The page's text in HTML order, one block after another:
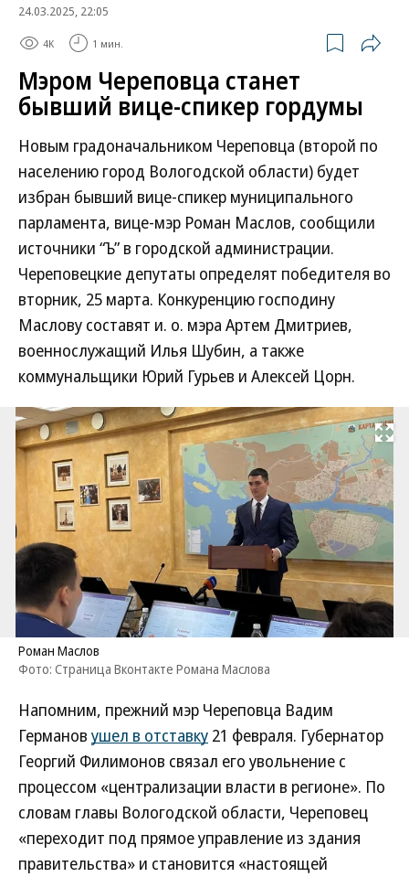
24.03.2025, 22:05
4K 1 мин.
Мэром Череповца станет
бывший вице-спикер гордумы
Новым градоначальником Череповца (второй по
населению город Вологодской области) будет
избран бывший вице-спикер муниципального
парламента, вице-мэр Роман Маслов, сообщили
источники “Ъ” в городской администрации.
Череповецкие депутаты определят победителя во
вторник, 25 марта. Конкуренцию господину
Маслову составят и. о. мэра Артем Дмитриев,
военнослужащий Илья Шубин, а также
коммунальщики Юрий Гурьев и Алексей Цорн.
Развернуть
Роман Маслов
Фото: Страница Вконтакте Романа Маслова
Напомним, прежний мэр Череповца Вадим
Германов ушел в отставку 21 февраля. Губернатор
Георгий Филимонов связал его увольнение с
процессом «централизации власти в регионе». По
словам главы Вологодской области, Череповец
«переходит под прямое управление из здания
правительства» и становится «настоящей